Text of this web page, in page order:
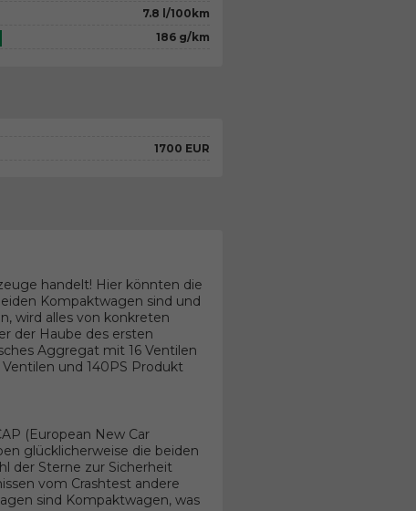
7.8 l/100km
186 g/km
1700 EUR
handelt! Hier könnten die
Kompaktwagen sind und
wird alles von konkreten
der Haube des ersten
Aggregat mit 16 Ventilen
und 140PS Produkt
(European New Car
glücklicherweise die beiden
der Sterne zur Sicherheit
vom Crashtest andere
sind Kompaktwagen, was